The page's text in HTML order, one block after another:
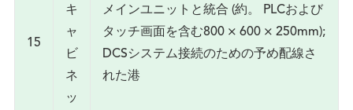
15
キ
ャ
ビ
ネ
ッ
メインユニットと統合 (約。 PLCおよび
タッチ画面を含む800 × 600 × 250mm);
DCSシステム接続のための予め配線さ
れた港